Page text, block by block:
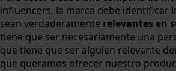
influencers, la marca debe identificar
sean verdaderamente relevantes en
tiene que ser necesariamente una
que tiene que ser alguien relevante
que queramos ofrecer nuestro